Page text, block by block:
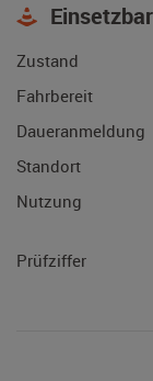
Zustand
Fahrbereit
Daueranmeldung
Standort
Nutzung
Prüfziffer